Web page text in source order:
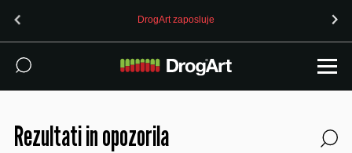
OPOZORILO (24.7.2026): 4-CMC prodan kot MDMA v
Rezultati in opozorila